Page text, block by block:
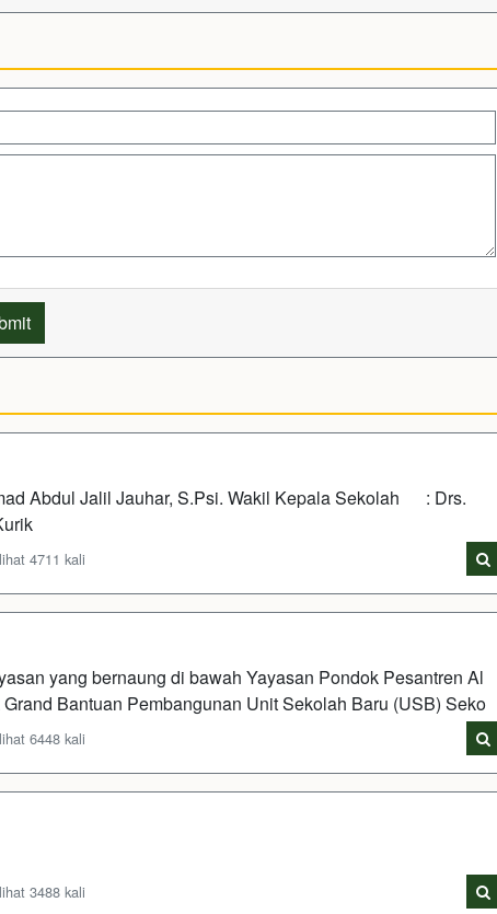
Jalil Jauhar, S.Psi. Wakil Kepala Sekolah : Drs.
4711 kali
yang bernaung di bawah Yayasan Pondok Pesantren Al
Bantuan Pembangunan Unit Sekolah Baru (USB) Seko
6448 kali
3488 kali